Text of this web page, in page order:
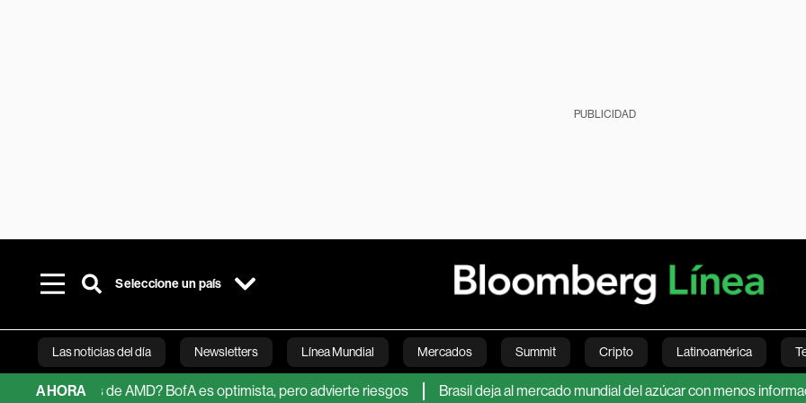
PUBLICIDAD
Seleccione un país
Las noticias del día Newsletters Línea Mundial Mercados Summit Cripto Latinoamérica
Bloomberg Green Economía Estilo de vida Mundo Videos
AHORA
de AMD? BofA es optimista, pero advierte riesgos Brasil deja al mercado mundial del azúcar con menos información